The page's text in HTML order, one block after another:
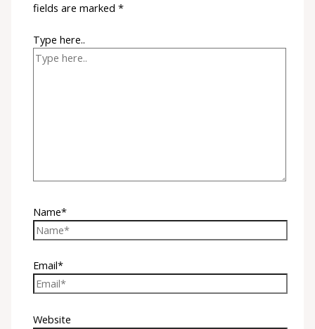
fields are marked*
Type here..
Name*
Email*
Website